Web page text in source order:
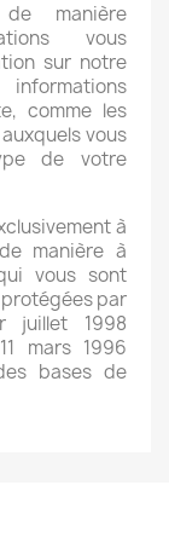
manière
vous
sur notre
comme les
vous
de votre
à
manière à
vous sont
par
juillet 1998
mars 1996
bases de